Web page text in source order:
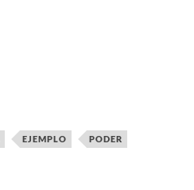
EJEMPLO PODER